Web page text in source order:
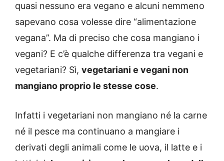
quasi nessuno era vegano e alcuni nemmeno
sapevano cosa volesse dire “alimentazione
vegana”. Ma di preciso che cosa mangiano i
vegani? E c’è qualche differenza tra vegani e
vegetariani? Sì, vegetariani e vegani non
mangiano proprio le stesse cose.
Infatti i vegetariani non mangiano né la carne
né il pesce ma continuano a mangiare i
derivati degli animali come le uova, il latte e i